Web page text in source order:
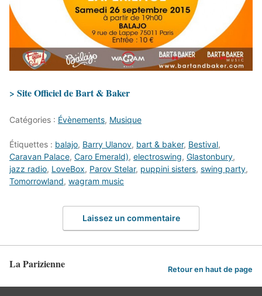
> Site Officiel de Bart & Baker
Catégories : Évènements, Musique
Étiquettes : balajo, Barry Ulanov, bart & baker, Bestival,
Caravan Palace, Caro Emerald), electroswing, Glastonbury,
jazz radio, LoveBox, Parov Stelar, puppini sisters, swing party,
Tomorrowland, wagram music
Laissez un commentaire
La Parizienne Retour en haut de page